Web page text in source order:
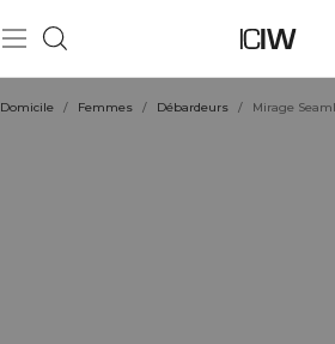
Domicile / Femmes / Débardeurs /